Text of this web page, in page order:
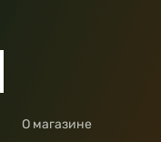
О магазине